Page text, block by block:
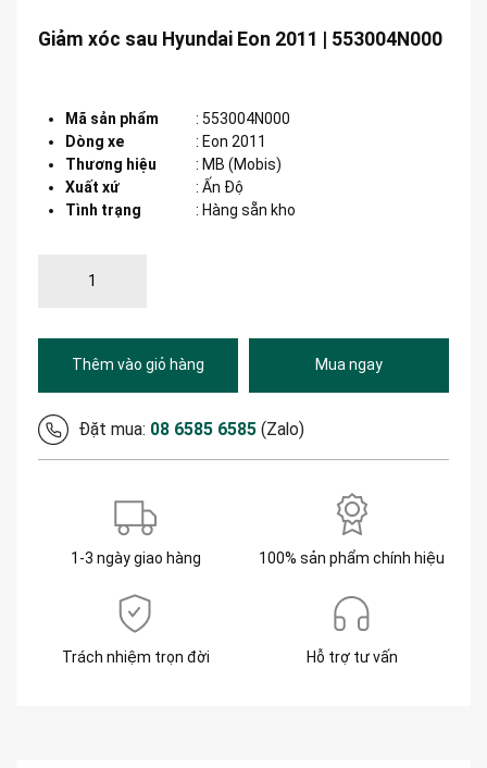
Giảm xóc sau Hyundai Eon 2011 | 553004N000
Mã sản phẩm : 553004N000
Dòng xe
: Eon 2011
Thương hiệu
: MB (Mobis)
Xuất xứ
: Ấn Độ
Tình trạng
: Hàng sẵn kho
Thêm vào giỏ hàng Mua ngay
Đặt mua: 08 6585 6585 (Zalo)
1-3 ngày giao hàng 100% sản phẩm chính hiệu
Trách nhiệm trọn đời Hỗ trợ tư vấn